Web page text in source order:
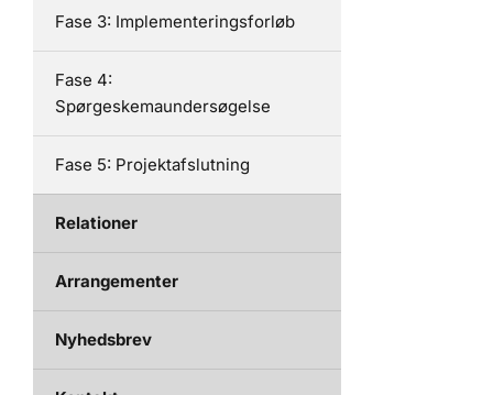
Fase 3: Implementeringsforløb
Fase 4:
Spørgeskemaundersøgelse
Fase 5: Projektafslutning
Relationer
Arrangementer
Nyhedsbrev